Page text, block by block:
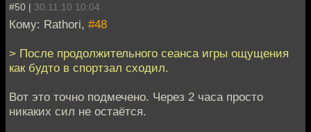
#50 | 30.11.10 10:04
Кому: Rathori, #48
> После продолжительного сеанса игры ощущения
как будто в спортзал сходил.
Вот это точно подмечено. Через 2 часа просто
никаких сил не остаётся.